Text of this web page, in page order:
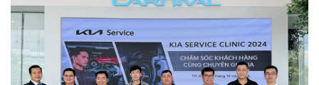
thương hiệu quy định.